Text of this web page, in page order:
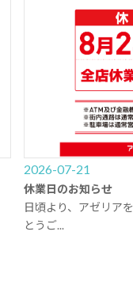
2026-07-21
休業日のお知らせ
日頃より、アゼリア
とうご...